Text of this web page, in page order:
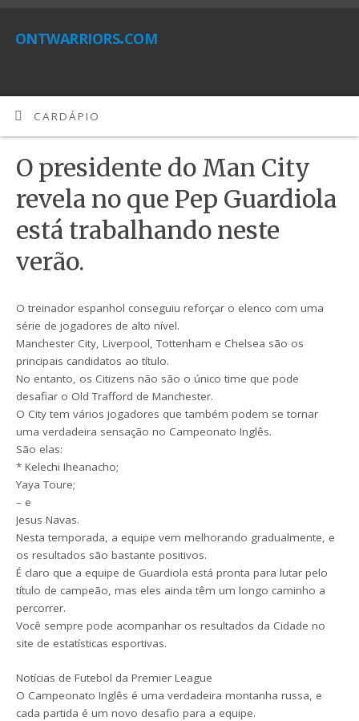
ontwarriors.com
CARDÁPIO
O presidente do Man City
revela no que Pep Guardiola
está trabalhando neste
verão.
O treinador espanhol conseguiu reforçar o elenco com uma
série de jogadores de alto nível.
Manchester City, Liverpool, Tottenham e Chelsea são os
principais candidatos ao título.
No entanto, os Citizens não são o único time que pode
desafiar o Old Trafford de Manchester.
O City tem vários jogadores que também podem se tornar
uma verdadeira sensação no Campeonato Inglês.
São elas:
* Kelechi Iheanacho;
Yaya Toure;
– e
Jesus Navas.
Nesta temporada, a equipe vem melhorando gradualmente, e
os resultados são bastante positivos.
É claro que a equipe de Guardiola está pronta para lutar pelo
título de campeão, mas eles ainda têm um longo caminho a
percorrer.
Você sempre pode acompanhar os resultados da Cidade no
site de estatísticas esportivas.
Notícias de Futebol da Premier League
O Campeonato Inglês é uma verdadeira montanha russa, e
cada partida é um novo desafio para a equipe.